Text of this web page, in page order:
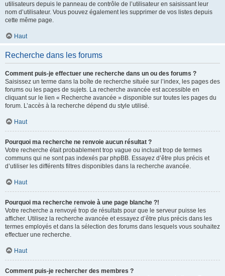
utilisateurs depuis le panneau de contrôle de l’utilisateur en saisissant leur
nom d’utilisateur. Vous pouvez également les supprimer de vos listes depuis
cette même page.
Haut
Recherche dans les forums
Comment puis-je effectuer une recherche dans un ou des forums ?
Saisissez un terme dans la boîte de recherche située sur l’index, les pages des
forums ou les pages de sujets. La recherche avancée est accessible en
cliquant sur le lien « Recherche avancée » disponible sur toutes les pages du
forum. L’accès à la recherche dépend du style utilisé.
Haut
Pourquoi ma recherche ne renvoie aucun résultat ?
Votre recherche était probablement trop vague ou incluait trop de termes
communs qui ne sont pas indexés par phpBB. Essayez d’être plus précis et
d’utiliser les différents filtres disponibles dans la recherche avancée.
Haut
Pourquoi ma recherche renvoie à une page blanche ?!
Votre recherche a renvoyé trop de résultats pour que le serveur puisse les
afficher. Utilisez la recherche avancée et essayez d’être plus précis dans les
termes employés et dans la sélection des forums dans lesquels vous souhaitez
effectuer une recherche.
Haut
Comment puis-je rechercher des membres ?